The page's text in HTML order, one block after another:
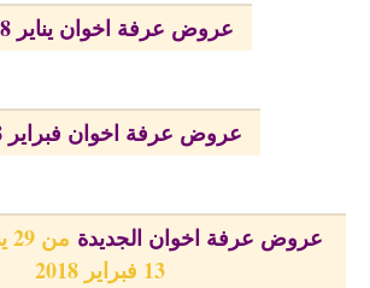
عروض عرفة اخوان يناير 2018
عروض عرفة اخوان فبراير 2018
عروض عرفة اخوان الجديدة
13 فبراير 2018